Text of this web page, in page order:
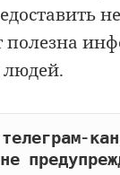
полезна